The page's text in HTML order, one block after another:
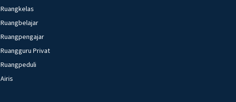
Ruangkelas
Ruangbelajar
Ruangpengajar
Ruangguru Privat
Ruangpeduli
Airis